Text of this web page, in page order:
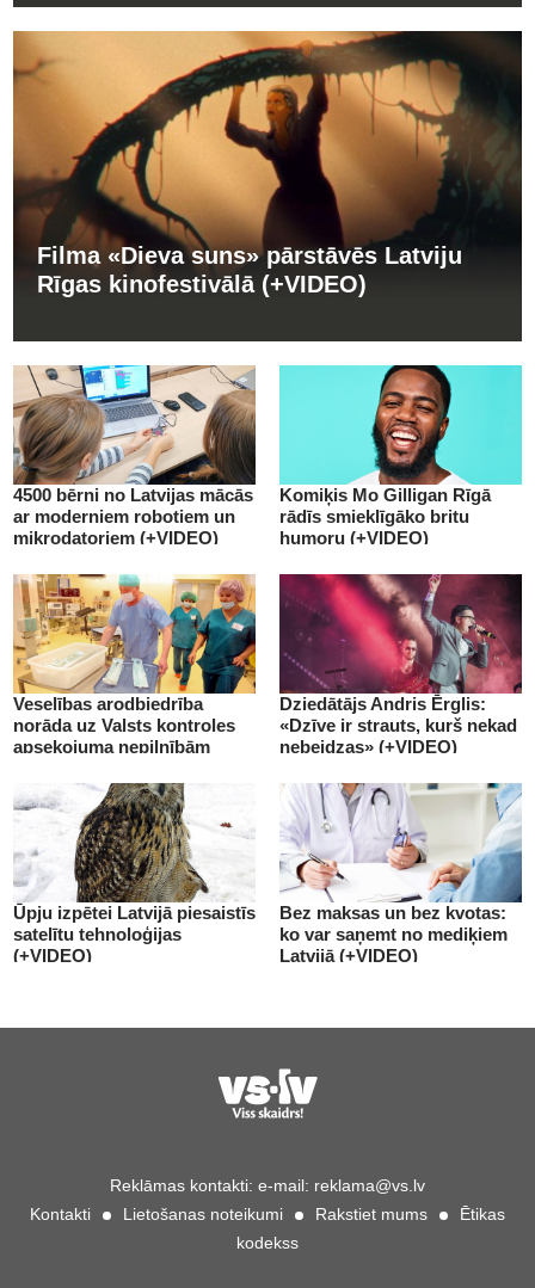
Filma «Dieva suns» pārstāvēs Latviju
Rīgas kinofestivālā (+VIDEO)
4500 bērni no Latvijas mācās
ar moderniem robotiem un
mikrodatoriem (+VIDEO)
Komiķis Mo Gilligan Rīgā
rādīs smieklīgāko britu
humoru (+VIDEO)
Veselības arodbiedrība
norāda uz Valsts kontroles
apsekojuma nepilnībām
Dziedātājs Andris Ērglis:
«Dzīve ir strauts, kurš nekad
nebeidzas» (+VIDEO)
Ūpju izpētei Latvijā piesaistīs
satelītu tehnoloģijas
(+VIDEO)
Bez maksas un bez kvotas:
ko var saņemt no mediķiem
Latvijā (+VIDEO)
Reklāmas kontakti: e-mail: reklama@vs.lv
Kontakti
Lietošanas noteikumi Rakstiet mums
Ētikas
kodekss